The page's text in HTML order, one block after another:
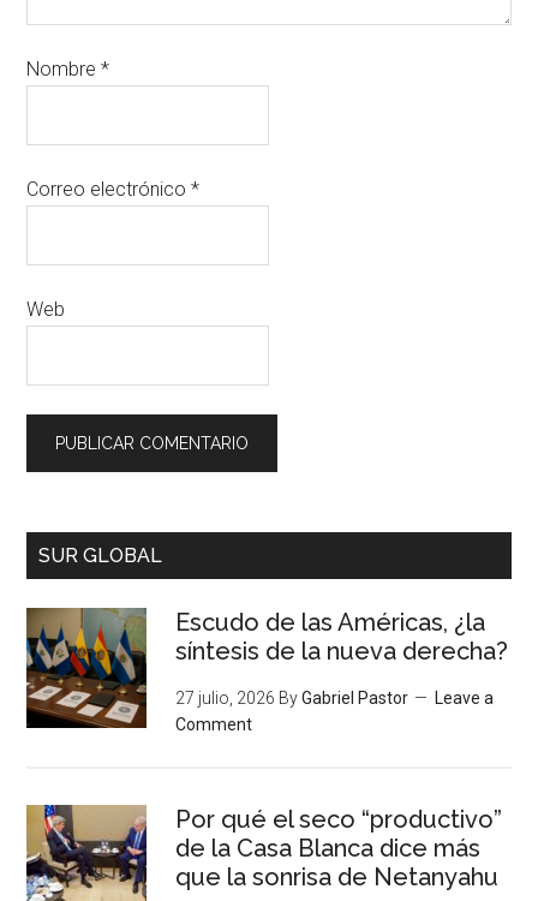
Nombre*
Correo electrónico*
Web
SUR GLOBAL
Escudo de las Américas, ¿la
síntesis de la nueva derecha?
27 julio, 2026 ByGabriel Pastor
Leave a
Comment
Por qué el seco “productivo”
de la Casa Blanca dice más
que la sonrisa de Netanyahu